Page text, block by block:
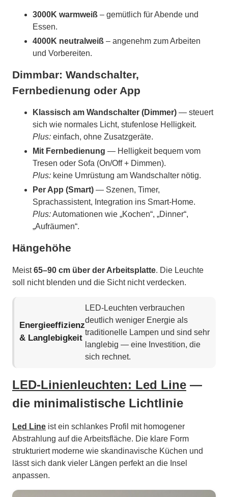
3000K warmweiß – gemütlich für Abende und
Essen.
4000K neutralweiß – angenehm zum Arbeiten
und Vorbereiten.
Dimmbar: Wandschalter,
Fernbedienung oder App
Klassisch am Wandschalter (Dimmer) — steuert
sich wie normales Licht, stufenlose Helligkeit.
Plus: einfach, ohne Zusatzgeräte.
Mit Fernbedienung — Helligkeit bequem vom
Tresen oder Sofa (On/Off + Dimmen).
Plus: keine Umrüstung am Wandschalter nötig.
Per App (Smart) — Szenen, Timer,
Sprachassistent, Integration ins Smart-Home.
Plus:Automationen wie „Kochen“, „Dinner“,
„Aufräumen“.
Hängehöhe
Meist65–90 cm über der Arbeitsplatte. Die Leuchte
soll nicht blenden und die Sicht nicht verdecken.
Energieeffizienz
& Langlebigkeit
LED-Leuchten verbrauchen
deutlich weniger Energie als
traditionelle Lampen und sind sehr
langlebig — eine Investition, die
sich rechnet.
LED-Linienleuchten: Led Line —
die minimalistische Lichtlinie
Led Line ist ein schlankes Profil mit homogener
Abstrahlung auf die Arbeitsfläche. Die klare Form
strukturiert moderne wie skandinavische Küchen und
lässt sich dank vieler Längen perfekt an die Insel
anpassen.